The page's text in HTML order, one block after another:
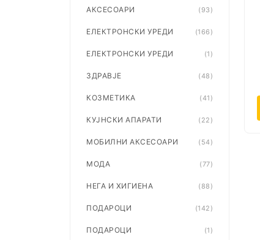
АКСЕСОАРИ (93)
ЕЛЕКТРОНСКИ УРЕДИ (166)
ЕЛЕКТРОНСКИ УРЕДИ (1)
ЗДРАВЈЕ (48)
КОЗМЕТИКА (41)
КУЈНСКИ АПАРАТИ (22)
МОБИЛНИ АКСЕСОАРИ (54)
МОДА (77)
НЕГА И ХИГИЕНА (88)
ПОДАРОЦИ (142)
ПОДАРОЦИ (1)